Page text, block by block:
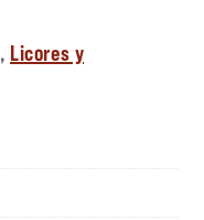
, Licores y